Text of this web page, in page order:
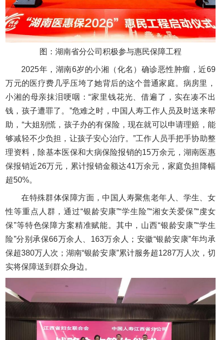
图：湖南省分公司积极参与惠民保障工程
2025年，湖南6岁的小湘（化名）确诊恶性肿瘤，近69
万元的医疗费几乎压垮了她背后的这个普通家庭。病房里，
小湘的母亲抹泪哽咽：“家里钱花光、借遍了，实在凑不出
钱，孩子遭罪了。”危难之时，中国人寿工作人员及时送来帮
助，“大姐别慌，孩子办的有保险，现在就可以申请理赔，能
够减轻不少负担，让孩子安心治疗。”工作人员手把手协助整
理资料，除基本医保和大病保险报销的15万余元，湖南医惠
保报销近26万元，累计报销金额达41万余元，家庭负担降幅
超50%。
在特殊群体保障方面，中国人寿聚焦老年人、学生、女
性等重点人群，通过“银龄安康”“学生险”“湘女关爱保”“虔女
保”等特色保障方案精准赋能。其中，山西“银龄安康”“学生
险”分别承保66万余人、163万余人；安徽“银龄安康”年均承
保超380万人次；湖南“银龄安康”累计服务超1287万人次，切
实将保障送到群众身边。